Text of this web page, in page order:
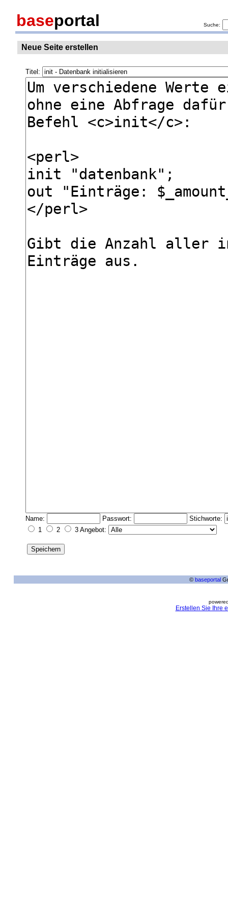
baseportal Suche:
Neue Seite erstellen
Titel:
Name: Passwort:
Stichworte:
1
2 3 Angebot:
© baseportal
Erstellen Sie Ihre